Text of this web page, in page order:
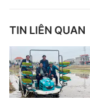
TIN LIÊN QUAN